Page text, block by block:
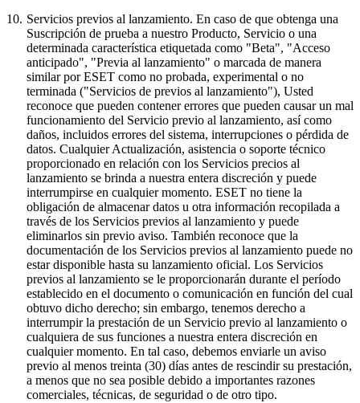
10. Servicios previos al lanzamiento. En caso de que obtenga una
Suscripción de prueba a nuestro Producto, Servicio o una
determinada característica etiquetada como "Beta", "Acceso
anticipado", "Previa al lanzamiento" o marcada de manera
similar por ESET como no probada, experimental o no
terminada ("Servicios de previos al lanzamiento"), Usted
reconoce que pueden contener errores que pueden causar un mal
funcionamiento del Servicio previo al lanzamiento, así como
daños, incluidos errores del sistema, interrupciones o pérdida de
datos. Cualquier Actualización, asistencia o soporte técnico
proporcionado en relación con los Servicios precios al
lanzamiento se brinda a nuestra entera discreción y puede
interrumpirse en cualquier momento. ESET no tiene la
obligación de almacenar datos u otra información recopilada a
través de los Servicios previos al lanzamiento y puede
eliminarlos sin previo aviso. También reconoce que la
documentación de los Servicios previos al lanzamiento puede no
estar disponible hasta su lanzamiento oficial. Los Servicios
previos al lanzamiento se le proporcionarán durante el período
establecido en el documento o comunicación en función del cual
obtuvo dicho derecho; sin embargo, tenemos derecho a
interrumpir la prestación de un Servicio previo al lanzamiento o
cualquiera de sus funciones a nuestra entera discreción en
cualquier momento. En tal caso, debemos enviarle un aviso
previo al menos treinta (30) días antes de rescindir su prestación,
a menos que no sea posible debido a importantes razones
comerciales, técnicas, de seguridad o de otro tipo.